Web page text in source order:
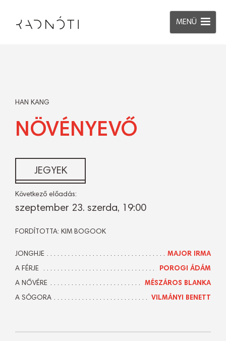
MENÜ
HAN KANG
NÖVÉNYEVŐ
JEGYEK
Következő előadás:
szeptember 23. szerda, 19:00
FORDÍTOTTA: KIM BOGOOK
JONGHJE MAJOR IRMA
A FÉRJE POROGI ÁDÁM
A NŐVÉRE MÉSZÁROS BLANKA
A SÓGORA VILMÁNYI BENETT